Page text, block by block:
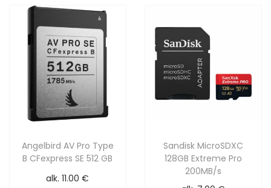
Angelbird AV Pro Type
B CFexpress SE 512 GB
alk.11.00€
Sandisk MicroSDXC
128GB Extreme Pro
200MB/s